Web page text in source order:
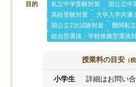
目的 私立中学受験対策
国公立中
高校受験対策
大学入学共通
国公立2次試験対策
難関私
総合型選抜・学校推薦型選抜
授業料の目安 （
小学生 詳細はお問い